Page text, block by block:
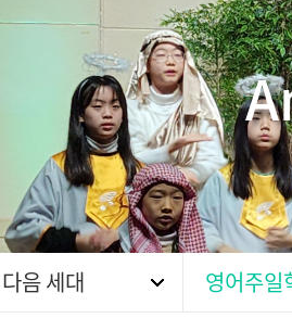
다음 세대 영어주일